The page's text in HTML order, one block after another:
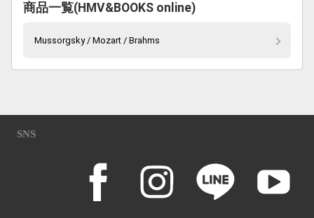
商品一覧(HMV&BOOKS online)
Mussorgsky / Mozart / Brahms
SNS